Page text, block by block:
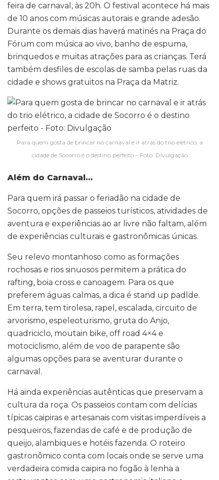
feira de carnaval, às 20h. O festival acontece há mais
de 10 anos com músicas autorais e grande adesão.
Durante os demais dias haverá matinés na Praça do
Fórum com música ao vivo, banho de espuma,
brinquedos e muitas atrações para as crianças. Terá
também desfiles de escolas de samba pelas ruas da
cidade e shows gratuitos na Praça da Matriz.
Para quem gosta de brincar no carnaval e ir atrás do trio elétrico, a
cidade de Socorro é o destino perfeito – Foto: Divulgação
Além do Carnaval…
Para quem irá passar o feriadão na cidade de
Socorro, opções de passeios turísticos, atividades de
aventura e experiências ao ar livre não faltam, além
de experiências culturais e gastronômicas únicas.
Seu relevo montanhoso como as formações
rochosas e rios sinuosos permitem a prática do
rafting, boia cross e canoagem. Para os que
preferem águas calmas, a dica é stand up padlde.
Em terra, tem tirolesa, rapel, escalada, circuito de
arvorismo, espeleoturismo, gruta do Anjo,
quadriciclo, moutain bike, off road 4×4 e
motociclismo, além de voo de parapente são
algumas opções para se aventurar durante o
carnaval.
Há ainda experiências autênticas que preservam a
cultura da roça. Os passeios contam com delícias
típicas caipiras e artesanais com visitas imperdíveis a
pesqueiros, fazendas de café e de produção de
queijo, alambiques e hotéis fazenda. O roteiro
gastronômico conta com locais onde se serve uma
verdadeira comida caipira no fogão à lenha a